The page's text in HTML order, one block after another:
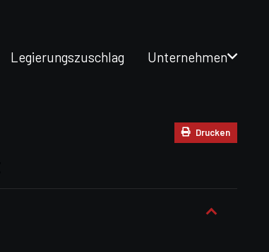
Legierungszuschlag Unternehmen
Drucken